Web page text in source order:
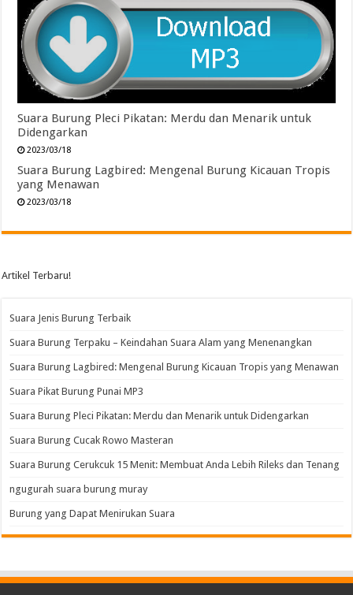
Suara Burung Pleci Pikatan: Merdu dan Menarik untuk
Didengarkan
2023/03/18
Suara Burung Lagbired: Mengenal Burung Kicauan Tropis
yang Menawan
2023/03/18
Artikel Terbaru!
Suara Jenis Burung Terbaik
Suara Burung Terpaku – Keindahan Suara Alam yang Menenangkan
Suara Burung Lagbired: Mengenal Burung Kicauan Tropis yang Menawan
Suara Pikat Burung Punai MP3
Suara Burung Pleci Pikatan: Merdu dan Menarik untuk Didengarkan
Suara Burung Cucak Rowo Masteran
Suara Burung Cerukcuk 15 Menit: Membuat Anda Lebih Rileks dan Tenang
ngugurah suara burung muray
Burung yang Dapat Menirukan Suara